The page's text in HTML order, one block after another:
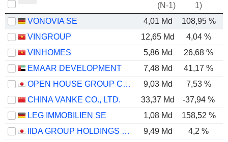
(N-1)
1)
VONOVIA SE 4,01 Md 108,95 %
VINGROUP
12,65 Md 4,04 %
VINHOMES
5,86 Md 26,68 %
EMAAR DEVELOPMENT
7,48 Md 41,17 %
OPEN HOUSE GROUP CO., LTD.
9,03 Md 7,53 %
CHINA VANKE CO., LTD.
33,37 Md -37,94 %
LEG IMMOBILIEN SE
1,08 Md 158,52 %
IIDA GROUP HOLDINGS CO., LTD.
9,49 Md 4,2 %